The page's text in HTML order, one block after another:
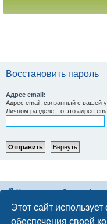
Этот сайт
обеспечения своей
Восстановить пароль
Адрес email:
Адрес email, связанный с вашей
Личном разделе, то это адрес
На главную Список
Российская
Эл. почта: